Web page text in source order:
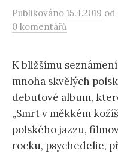
Publikováno 15.4.2019 od
0 komentářů
K bližšímu
mnoha skvělých
debutové album,
„Smrt v měkkém
polského jazzu,
rocku, psychedelie,